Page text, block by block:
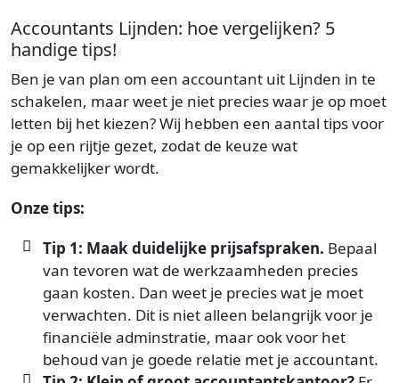
Accountants Lijnden: hoe vergelijken? 5
handige tips!
Ben je van plan om een accountant uit Lijnden in te
schakelen, maar weet je niet precies waar je op moet
letten bij het kiezen? Wij hebben een aantal tips voor
je op een rijtje gezet, zodat de keuze wat
gemakkelijker wordt.
Onze tips:
Tip 1: Maak duidelijke prijsafspraken. Bepaal
van tevoren wat de werkzaamheden precies
gaan kosten. Dan weet je precies wat je moet
verwachten. Dit is niet alleen belangrijk voor je
financiële adminstratie, maar ook voor het
behoud van je goede relatie met je accountant.